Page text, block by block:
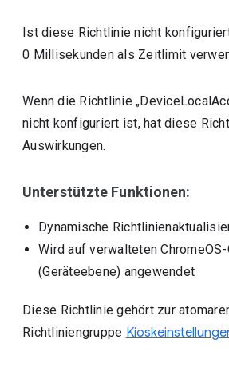
Ist diese Richtlinie nicht
0 Millisekunden als Zeitlimit
Wenn die Richtlinie
nicht konfiguriert ist, hat diese
Auswirkungen.
Unterstützte Funktionen:
Dynamische
Wird auf verwalteten ChromeOS-
(Geräteebene) angewendet
Diese Richtlinie gehört zur
Richtliniengruppe